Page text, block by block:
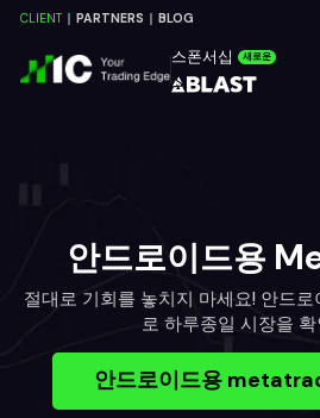
CLIENT PARTNERS BLOG
스폰서십 새로운
안드로이드용
절대로 기회를 놓치지 마세요! 안드
로 하루종일 시장을
안드로이드용